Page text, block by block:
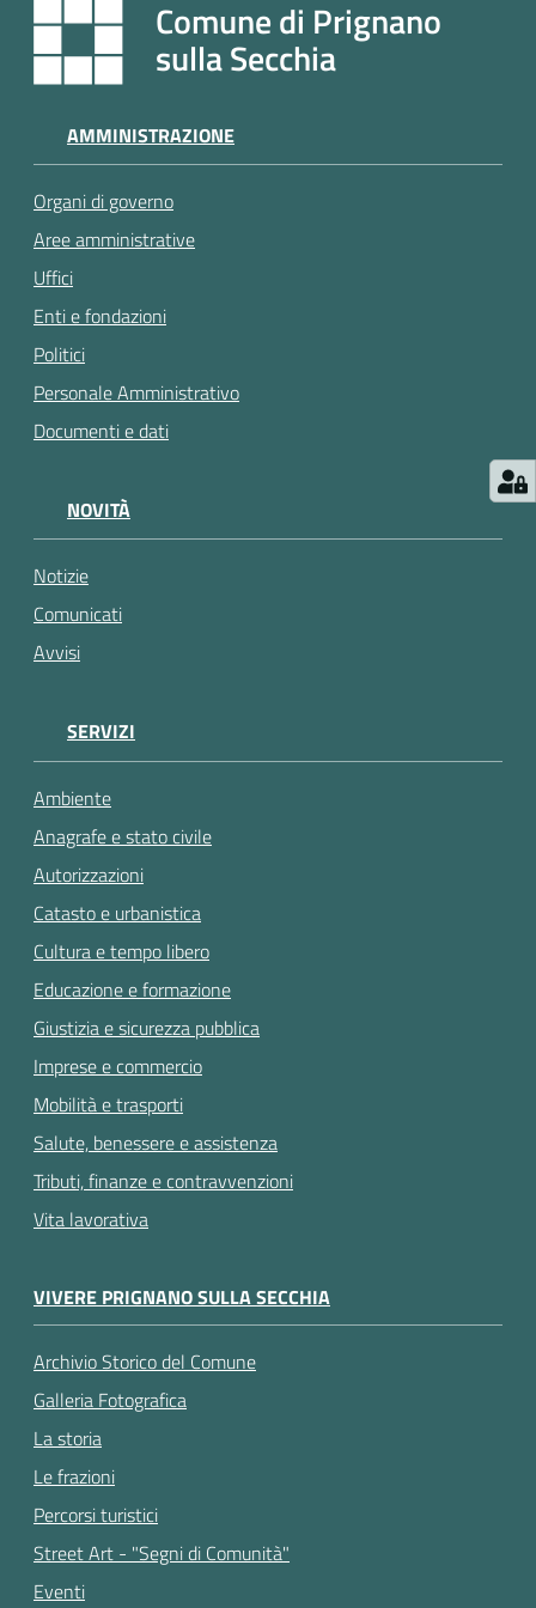
p
p
a
m
e
n
t
o
Street
gli
argomenti...
Comune di Prignano
sulla Secchia
AMMINISTRAZIONE
Organi di governo
Aree amministrative
Uffici
Enti e fondazioni
Politici
Personale Amministrativo
Documenti e dati
NOVITÀ
Notizie
Comunicati
Avvisi
SERVIZI
Ambiente
Anagrafe e stato civile
Autorizzazioni
Catasto e urbanistica
Cultura e tempo libero
Educazione e formazione
Giustizia e sicurezza pubblica
Imprese e commercio
Mobilità e trasporti
Salute, benessere e assistenza
Tributi, finanze e contravvenzioni
Vita lavorativa
VIVERE PRIGNANO SULLA SECCHIA
Archivio Storico del Comune
Galleria Fotografica
La storia
Le frazioni
Percorsi turistici
Street Art - "Segni di Comunità"
Eventi